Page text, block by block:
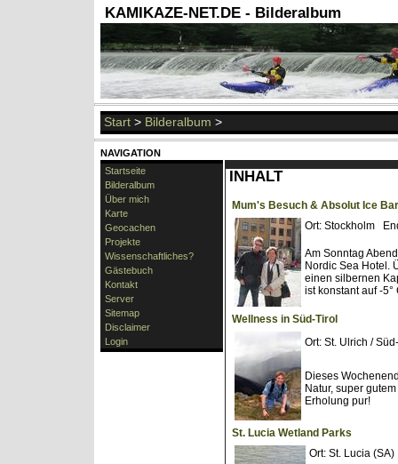
KAMIKAZE-NET.DE - Bilderalbum
Start > Bilderalbum >
NAVIGATION
Startseite
Bilderalbum
Über mich
Karte
Geocachen
Projekte
Wissenschaftliches?
Gästebuch
Kontakt
Server
Sitemap
Disclaimer
Login
INHALT
Mum's Besuch & Absolut Ice Bar
Ort: Stockholm
Am Sonntag
Nordic Sea Hotel.
einen silbernen
ist konstant auf -
Wellness in Süd-Tirol
Ort: St. Ulrich /
Dieses
Natur, super
Erholung pur!
St. Lucia Wetland Parks
Ort: St. Lucia